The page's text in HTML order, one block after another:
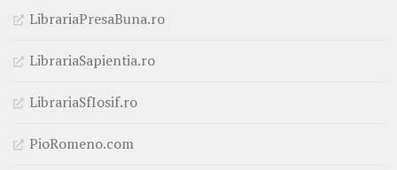
LibrariaPresaBuna.ro
LibrariaSapientia.ro
LibrariaSfIosif.ro
PioRomeno.com